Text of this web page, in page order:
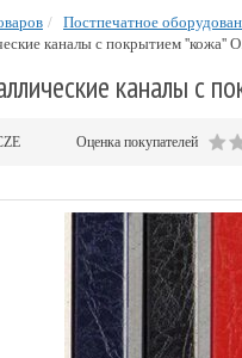
Постпечатное
каналы с покрытием
каналы с
Оценка покупателей